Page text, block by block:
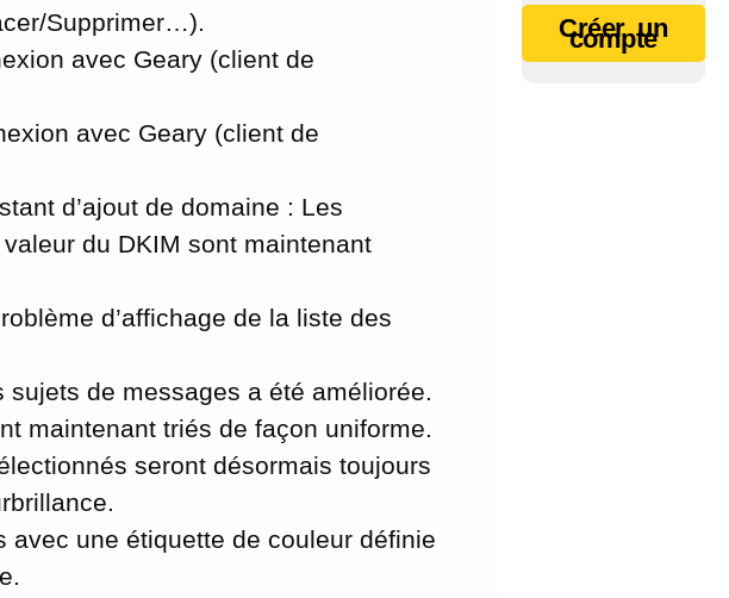
Supprimer…).
avec Geary (client de
avec Geary (client de
d’ajout de domaine : Les
du DKIM sont maintenant
d’affichage de la liste des
sujets de messages a été améliorée.
maintenant triés de façon uniforme.
seront désormais toujours
une étiquette de couleur définie
Créer un
compte